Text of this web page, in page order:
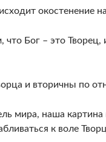
окостенение
что Бог – это
и вторичны по
мира, наша
к воле